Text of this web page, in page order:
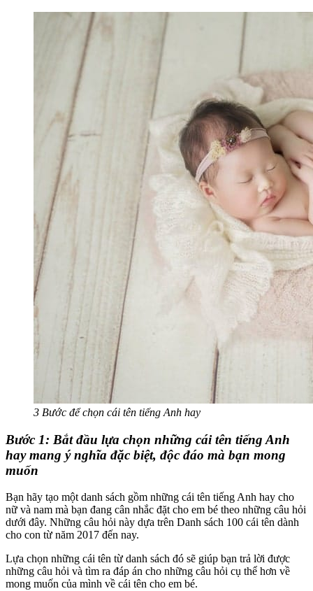
3 Bước để chọn cái tên tiếng Anh hay
Bước 1: Bắt đầu lựa chọn những cái tên tiếng Anh
hay mang ý nghĩa đặc biệt, độc đáo mà bạn mong
muốn
Bạn hãy tạo một danh sách gồm những cái tên tiếng Anh hay cho
nữ và nam mà bạn đang cân nhắc đặt cho em bé theo những câu hỏi
dưới đây. Những câu hỏi này dựa trên Danh sách 100 cái tên dành
cho con từ năm 2017 đến nay.
Lựa chọn những cái tên từ danh sách đó sẽ giúp bạn trả lời được
những câu hỏi và tìm ra đáp án cho những câu hỏi cụ thể hơn về
mong muốn của mình về cái tên cho em bé.